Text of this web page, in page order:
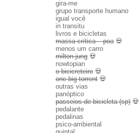
gira-me
grupo transporte humano
igual você
in transitu
livros e bicicletas
massa crítica – poa💀
menos um carro
milton jung 💀
nowtopian
o bicicreteiro 💀
one big torrent 💀
outras vias
panóptico
passeios de bicicleta (sp) 💀
pedalante
pedalinas
psico-ambiental